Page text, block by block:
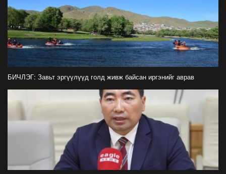
Н.Учрал: Аль замуудыг хэзээнээс хаахаа
08.01 гэхэд нийслэлчүүдэд мэдээлээрэй
2026-07-20
Цомоо өргөж, ялалтаа тэмдэглэх аваргуудын
дэргэдээс Трамп холдохыг хүссэнгүй
2026-07-20
ФОТО: Хөл бөмбөгийн ДАШТ-д анх удаа
зохион байгуулсан завсарлагааны шоу
тоглолтоос
2026-07-20
ФОТО: Дэлхийн хошой аварга Испани
БИЧЛЭГ: Завьт эргүүлүүд голд живж байсан иргэнийг аврав